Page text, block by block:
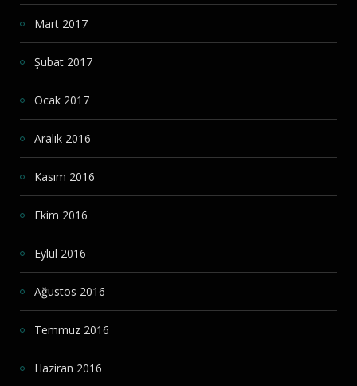
Mart 2017
Şubat 2017
Ocak 2017
Aralık 2016
Kasım 2016
Ekim 2016
Eylül 2016
Ağustos 2016
Temmuz 2016
Haziran 2016